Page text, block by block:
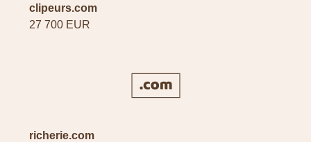
clipeurs.com
27 700 EUR
richerie.com